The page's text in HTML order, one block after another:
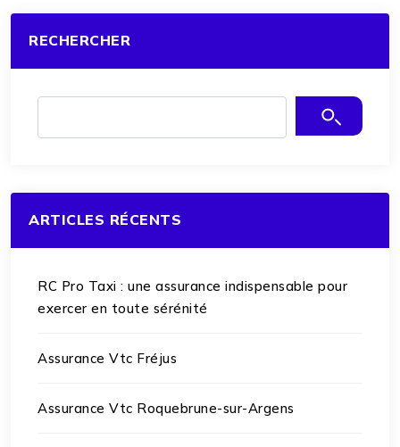
RECHERCHER
ARTICLES RÉCENTS
RC Pro Taxi : une assurance indispensable pour
exercer en toute sérénité
Assurance Vtc Fréjus
Assurance Vtc Roquebrune-sur-Argens